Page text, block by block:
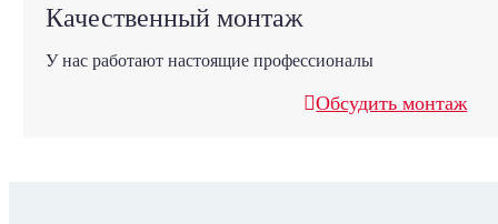
Качественный монтаж
У нас работают настоящие профессионалы
Обсудить монтаж